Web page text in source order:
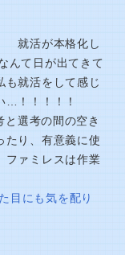
就活が本格化し
んて日が出てきて
就活をして感じ
！！！！！
考の間の空き
たり、有意義に使
ァミレスは作業
目にも気を配り